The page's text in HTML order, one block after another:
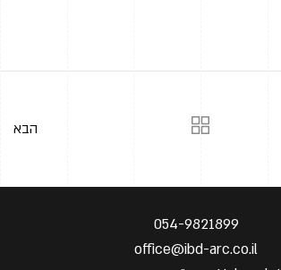
הבא
054-9821899
office@ibd-arc.co.il